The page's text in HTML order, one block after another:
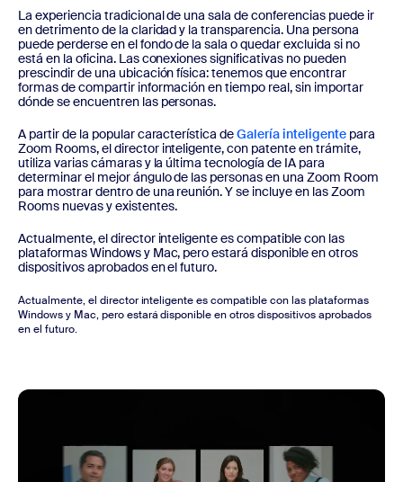
La experiencia tradicional de una sala de conferencias puede ir
en detrimento de la claridad y la transparencia. Una persona
puede perderse en el fondo de la sala o quedar excluida si no
está en la oficina. Las conexiones significativas no pueden
prescindir de una ubicación física: tenemos que encontrar
formas de compartir información en tiempo real, sin importar
dónde se encuentren las personas.
A partir de la popular característica deGalería inteligentepara
Zoom Rooms, el director inteligente, con patente en trámite,
utiliza varias cámaras y la última tecnología de IA para
determinar el mejor ángulo de las personas en una Zoom Room
para mostrar dentro de una reunión. Y se incluye en las Zoom
Rooms nuevas y existentes.
Actualmente, el director inteligente es compatible con las
plataformas Windows y Mac, pero estará disponible en otros
dispositivos aprobados en el futuro.
Actualmente, el director inteligente es compatible con las plataformas
Windows y Mac, pero estará disponible en otros dispositivos aprobados
en el futuro.